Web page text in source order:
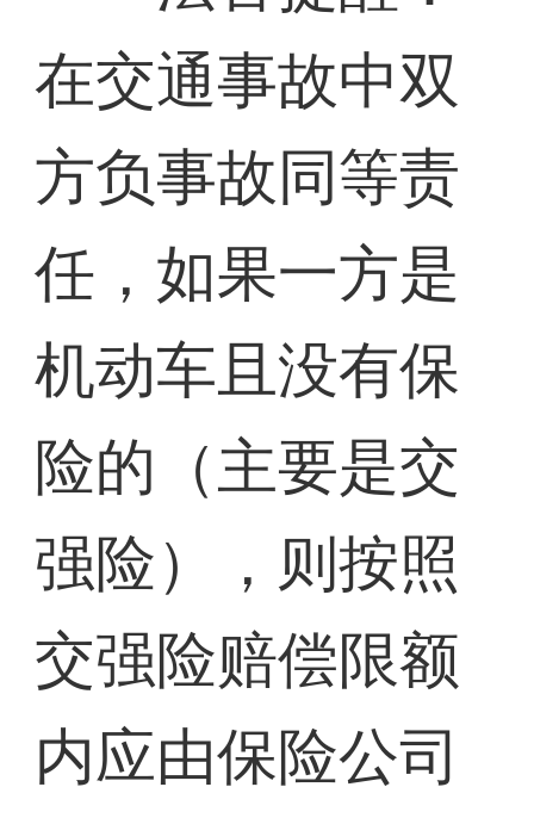
在交通事故中双
方负事故同等责
任，如果一方是
机动车且没有保
险的（主要是交
强险），则按照
交强险赔偿限额
内应由保险公司